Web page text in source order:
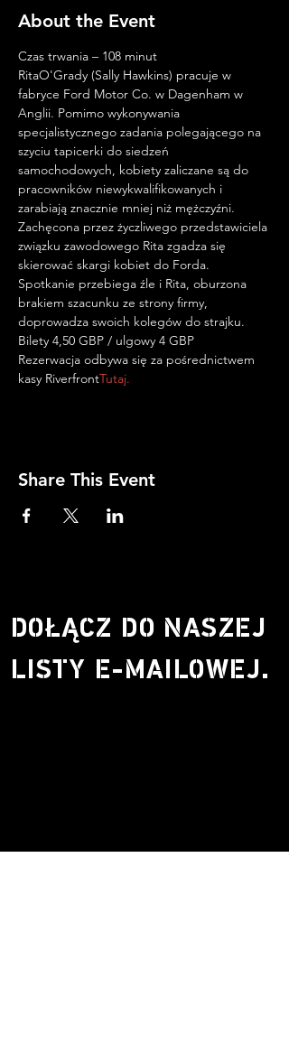
About the Event
Czas trwania – 108 minut
RitaO'Grady (Sally Hawkins) pracuje w
fabryce Ford Motor Co. w Dagenham w
Anglii. Pomimo wykonywania
specjalistycznego zadania polegającego na
szyciu tapicerki do siedzeń
samochodowych, kobiety zaliczane są do
pracowników niewykwalifikowanych i
zarabiają znacznie mniej niż mężczyźni.
Zachęcona przez życzliwego przedstawiciela
związku zawodowego Rita zgadza się
skierować skargi kobiet do Forda.
Spotkanie przebiega źle i Rita, oburzona
brakiem szacunku ze strony firmy,
doprowadza swoich kolegów do strajku.
Bilety 4,50 GBP / ulgowy 4 GBP
Rezerwacja odbywa się za pośrednictwem
kasy RiverfrontTutaj.
Share This Event
DOŁĄCZ DO NASZEJ
LISTY E-MAILOWEJ.